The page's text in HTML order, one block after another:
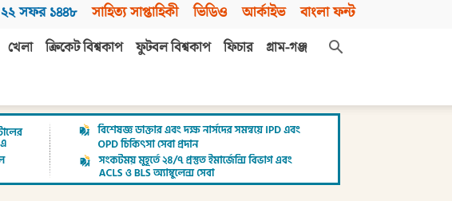
২২ সফর ১৪৪৮ সাহিত্য সাপ্তাহিকী ভিডিও আর্কাইভ বাংলা ফন্ট
খেলা ক্রিকেট বিশ্বকাপ ফুটবল বিশ্বকাপ ফিচার
গ্রাম-গঞ্জ